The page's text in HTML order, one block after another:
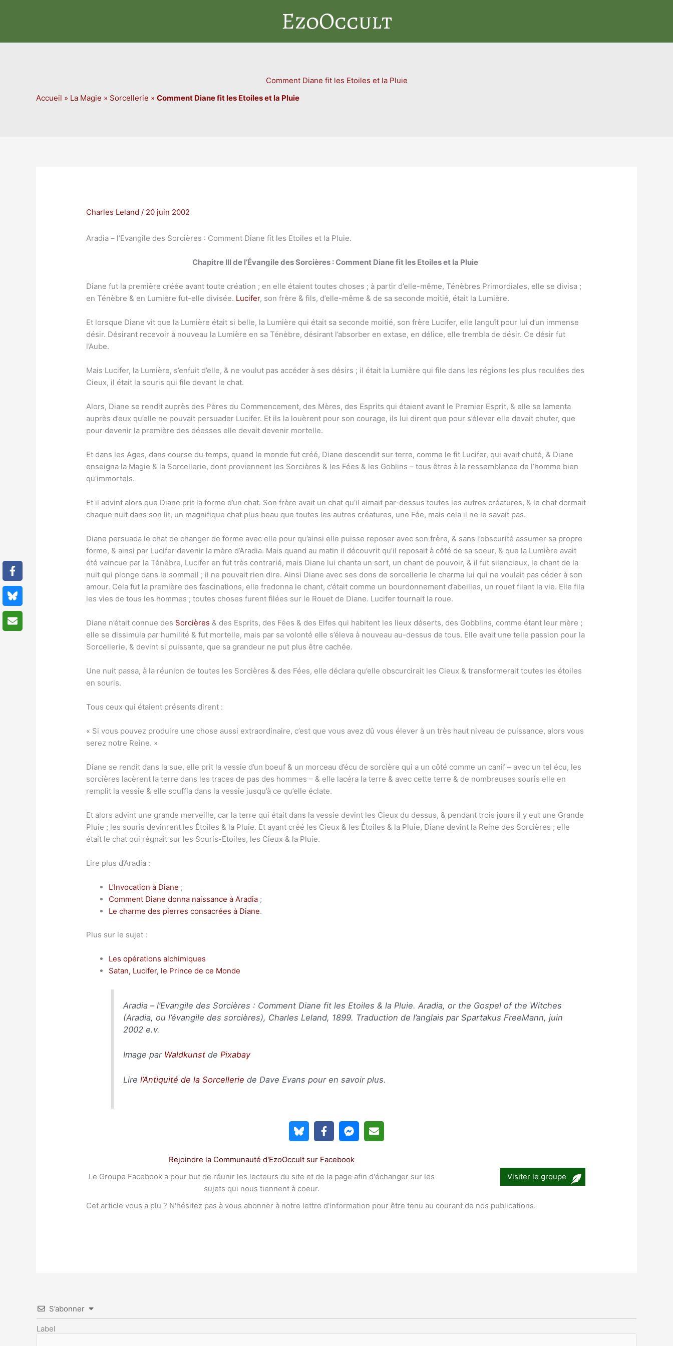
EzoOccult
Comment Diane fit les Etoiles et la Pluie
Accueil » La Magie » Sorcellerie » Comment Diane fit les Etoiles et la Pluie
Charles Leland / 20 juin 2002
Aradia – l’Evangile des Sorcières : Comment Diane fit les Etoiles et la Pluie.
Chapitre III de l’Évangile des Sorcières : Comment Diane fit les Etoiles et la Pluie
Diane fut la première créée avant toute création ; en elle étaient toutes choses ; à partir d’elle-même, Ténèbres Primordiales, elle se divisa ;
en Ténèbre & en Lumière fut-elle divisée. Lucifer, son frère & fils, d’elle-même & de sa seconde moitié, était la Lumière.
Et lorsque Diane vit que la Lumière était si belle, la Lumière qui était sa seconde moitié, son frère Lucifer, elle languît pour lui d’un immense
désir. Désirant recevoir à nouveau la Lumière en sa Ténèbre, désirant l’absorber en extase, en délice, elle trembla de désir. Ce désir fut
l’Aube.
Mais Lucifer, la Lumière, s’enfuit d’elle, & ne voulut pas accéder à ses désirs ; il était la Lumière qui file dans les régions les plus reculées des
Cieux, il était la souris qui file devant le chat.
Alors, Diane se rendit auprès des Pères du Commencement, des Mères, des Esprits qui étaient avant le Premier Esprit, & elle se lamenta
auprès d’eux qu’elle ne pouvait persuader Lucifer. Et ils la louèrent pour son courage, ils lui dirent que pour s’élever elle devait chuter, que
pour devenir la première des déesses elle devait devenir mortelle.
Et dans les Ages, dans course du temps, quand le monde fut créé, Diane descendit sur terre, comme le fit Lucifer, qui avait chuté, & Diane
enseigna la Magie & la Sorcellerie, dont proviennent les Sorcières & les Fées & les Goblins – tous êtres à la ressemblance de l’homme bien
qu’immortels.
Et il advint alors que Diane prit la forme d’un chat. Son frère avait un chat qu’il aimait par-dessus toutes les autres créatures, & le chat dormait
chaque nuit dans son lit, un magnifique chat plus beau que toutes les autres créatures, une Fée, mais cela il ne le savait pas.
Diane persuada le chat de changer de forme avec elle pour qu’ainsi elle puisse reposer avec son frère, & sans l’obscurité assumer sa propre
forme, & ainsi par Lucifer devenir la mère d’Aradia. Mais quand au matin il découvrit qu’il reposait à côté de sa soeur, & que la Lumière avait
été vaincue par la Ténèbre, Lucifer en fut très contrarié, mais Diane lui chanta un sort, un chant de pouvoir, & il fut silencieux, le chant de la
nuit qui plonge dans le sommeil ; il ne pouvait rien dire. Ainsi Diane avec ses dons de sorcellerie le charma lui qui ne voulait pas céder à son
amour. Cela fut la première des fascinations, elle fredonna le chant, c’était comme un bourdonnement d’abeilles, un rouet filant la vie. Elle fila
les vies de tous les hommes ; toutes choses furent filées sur le Rouet de Diane. Lucifer tournait la roue.
Diane n’était connue des Sorcières & des Esprits, des Fées & des Elfes qui habitent les lieux déserts, des Gobblins, comme étant leur mère ;
elle se dissimula par humilité & fut mortelle, mais par sa volonté elle s’éleva à nouveau au-dessus de tous. Elle avait une telle passion pour la
Sorcellerie, & devint si puissante, que sa grandeur ne put plus être cachée.
Une nuit passa, à la réunion de toutes les Sorcières & des Fées, elle déclara qu’elle obscurcirait les Cieux & transformerait toutes les étoiles
en souris.
Tous ceux qui étaient présents dirent :
« Si vous pouvez produire une chose aussi extraordinaire, c’est que vous avez dû vous élever à un très haut niveau de puissance, alors vous
serez notre Reine. »
Diane se rendit dans la sue, elle prit la vessie d’un boeuf & un morceau d’écu de sorcière qui a un côté comme un canif – avec un tel écu, les
sorcières lacèrent la terre dans les traces de pas des hommes – & elle lacéra la terre & avec cette terre & de nombreuses souris elle en
remplit la vessie & elle souffla dans la vessie jusqu’à ce qu’elle éclate.
Et alors advint une grande merveille, car la terre qui était dans la vessie devint les Cieux du dessus, & pendant trois jours il y eut une Grande
Pluie ; les souris devinrent les Étoiles & la Pluie. Et ayant créé les Cieux & les Étoiles & la Pluie, Diane devint la Reine des Sorcières ; elle
était le chat qui régnait sur les Souris-Etoiles, les Cieux & la Pluie.
Lire plus d’Aradia :
L’Invocation à Diane ;
Comment Diane donna naissance à Aradia ;
Le charme des pierres consacrées à Diane.
Plus sur le sujet :
Les opérations alchimiques
Satan, Lucifer, le Prince de ce Monde
Aradia – l’Evangile des Sorcières : Comment Diane fit les Etoiles & la Pluie. Aradia, or the Gospel of the Witches
(Aradia, ou l’évangile des sorcières), Charles Leland, 1899. Traduction de l’anglais par Spartakus FreeMann, juin
2002 e.v.
Image par Waldkunst de Pixabay
Lirel’Antiquité de la Sorcellerie de Dave Evans pour en savoir plus.
Rejoindre la Communauté d'EzoOccult sur Facebook
Le Groupe Facebook a pour but de réunir les lecteurs du site et de la page afin d'échanger sur les
sujets qui nous tiennent à coeur.
Visiter le groupe
Cet article vous a plu ? N'hésitez pas à vous abonner à notre lettre d'information pour être tenu au courant de nos publications.
S’abonner
Label